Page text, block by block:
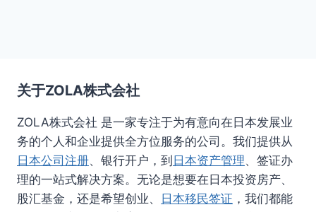
关于ZOLA株式会社
ZOLA株式会社 是一家专注于为有意向在日本发展业
务的个人和企业提供全方位服务的公司。我们提供从
日本公司注册、银行开户，到日本资产管理、签证办
理的一站式解决方案。无论是想要在日本投资房产、
股汇基金，还是希望创业、 日本移民签证 ，我们都能